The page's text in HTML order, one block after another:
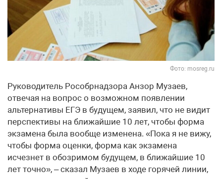
Фото: mosreg.ru
Руководитель Рособрнадзора Анзор Музаев,
отвечая на вопрос о возможном появлении
альтернативы ЕГЭ в будущем, заявил, что не видит
перспективы на ближайшие 10 лет, чтобы форма
экзамена была вообще изменена. «Пока я не вижу,
чтобы форма оценки, форма как экзамена
исчезнет в обозримом будущем, в ближайшие 10
лет точно», – сказал Музаев в ходе горячей линии,